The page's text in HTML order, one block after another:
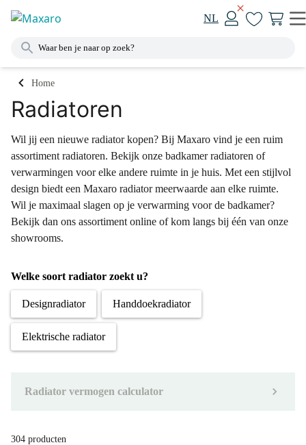
NL
Home
Radiatoren
Wil jij een nieuwe radiator kopen? Bij Maxaro vind je een ruim
assortiment radiatoren. Bekijk onze badkamer radiatoren of
verwarmingen voor elke andere ruimte in je huis. Met een stijlvol
design biedt een Maxaro radiator meerwaarde aan elke ruimte.
Wil je maximaal slagen op je verwarming voor de badkamer?
Bekijk dan ons assortiment online of kom langs bij één van onze
showrooms.
Welke soort radiator zoekt u?
Designradiator Handdoekradiator
Elektrische radiator
Radiator vermogen calculator
304 producten